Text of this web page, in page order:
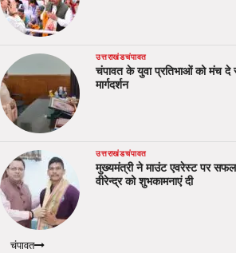
उत्तराखंडचंपावत
चंपावत के युवा प्रतिभाओं को मंच दे
मार्गदर्शन
उत्तराखंडचंपावत
मुख्यमंत्री ने माउंट एवरेस्ट पर
वीरेन्द्र को शुभकामनाएं दी
चंपावत